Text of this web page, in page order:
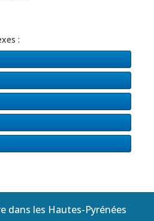
:
dans les Hautes-Pyrénées